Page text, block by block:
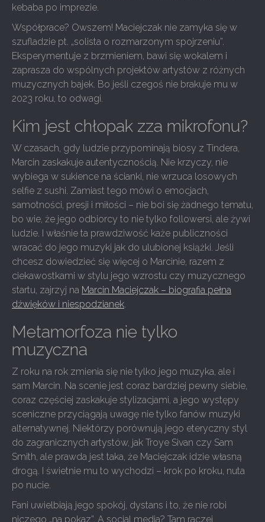
kebaba po imprezie.
Współprace? Owszem! Maciejczak nie zamyka się w
szufladzie pt. „solista o rozmarzonym spojrzeniu”.
Eksperymentuje z brzmieniem, bawi się wokalem i
zaprasza do wspólnych projektów artystów z różnych
muzycznych bajek. Bo jeśli czegoś nie brakuje mu w
2023 roku, to odwagi.
Kim jest chłopak zza mikrofonu?
W czasach, gdy ludzie przypominają biosy z Tindera,
Marcin zaskakuje autentycznością. Nie krzyczy, nie
wybiega w sukience na ścianki, nie wrzuca losowych
selfie z sushi. Zamiast tego mówi o emocjach,
samotności, presji i miłości – nie boi się żadnego tematu,
bo wie, że jego odbiorcy to nie tylko followersi, ale żywi
ludzie. I właśnie ta prawdziwość każe publiczności
wracać do jego muzyki jak do ulubionej książki. Jeśli
chcesz dowiedzieć się więcej o Marcinie, razem z
ciekawostkami w stylu jego wzrostu czy muzycznego
startu, zajrzyj na Marcin Maciejczak – biografia pełna
dźwięków i niespodzianek.
Metamorfoza nie tylko
muzyczna
Z roku na rok zmienia się nie tylko jego muzyka, ale i
sam Marcin. Na scenie jest coraz bardziej pewny siebie,
coraz częściej zaskakuje stylizacjami, a jego występy
sceniczne przyciągają uwagę nie tylko fanów muzyki
alternatywnej. Niektórzy porównują jego eteryczny styl
do zagranicznych artystów, jak Troye Sivan czy Sam
Smith, ale prawda jest taka, że Maciejczak idzie własną
drogą. I świetnie mu to wychodzi – krok po kroku, nuta
po nucie.
Fani uwielbiają jego spokój, dystans i to, że nie robi
niczego „na pokaz”. A social media? Tam raczej